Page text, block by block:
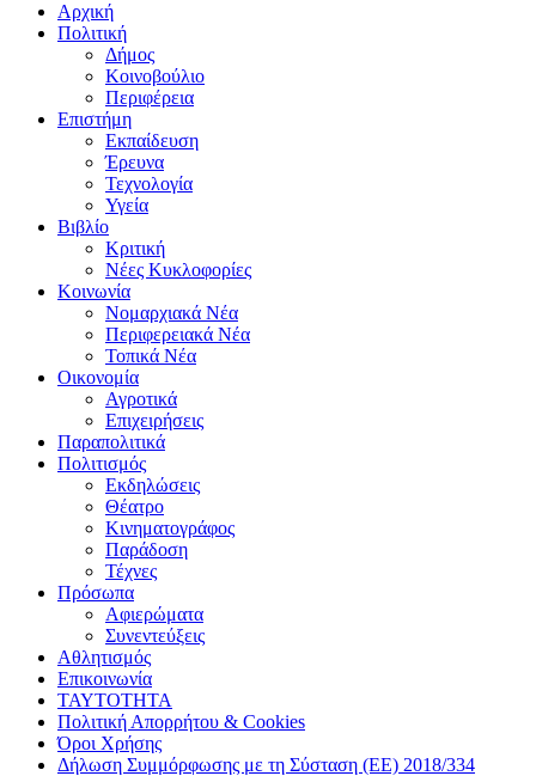
Αρχική
Πολιτική
Δήμος
Κοινοβούλιο
Περιφέρεια
Επιστήμη
Εκπαίδευση
Έρευνα
Τεχνολογία
Υγεία
Βιβλίο
Κριτική
Νέες Κυκλοφορίες
Κοινωνία
Νομαρχιακά Νέα
Περιφερειακά Νέα
Τοπικά Νέα
Οικονομία
Αγροτικά
Επιχειρήσεις
Παραπολιτικά
Πολιτισμός
Εκδηλώσεις
Θέατρο
Κινηματογράφος
Παράδοση
Τέχνες
Πρόσωπα
Αφιερώματα
Συνεντεύξεις
Αθλητισμός
Επικοινωνία
ΤΑΥΤΟΤΗΤΑ
Πολιτική Απορρήτου & Cookies
Όροι Χρήσης
Δήλωση Συμμόρφωσης με τη Σύσταση (ΕΕ) 2018/334